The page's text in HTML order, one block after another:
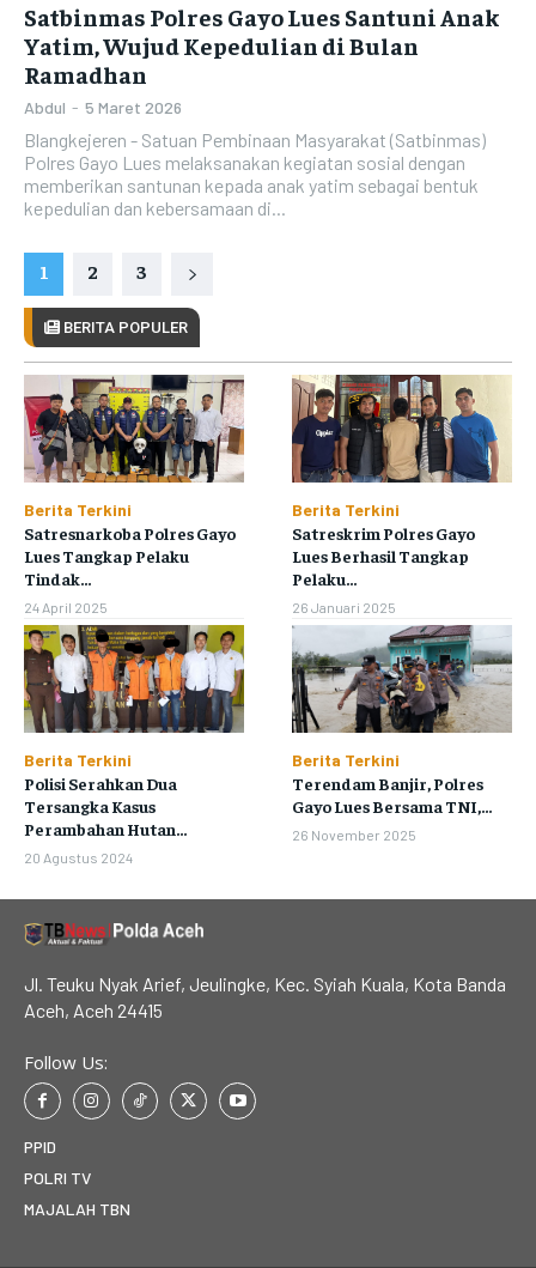
Satbinmas Polres Gayo Lues Santuni Anak
Yatim, Wujud Kepedulian di Bulan
Ramadhan
Abdul - 5 Maret 2026
Blangkejeren - Satuan Pembinaan Masyarakat (Satbinmas)
Polres Gayo Lues melaksanakan kegiatan sosial dengan
memberikan santunan kepada anak yatim sebagai bentuk
kepedulian dan kebersamaan di...
1 2 3
BERITA POPULER
Berita Terkini
Satresnarkoba Polres Gayo
Lues Tangkap Pelaku
Tindak...
24 April 2025
Berita Terkini
Satreskrim Polres Gayo
Lues Berhasil Tangkap
Pelaku...
26 Januari 2025
Berita Terkini
Polisi Serahkan Dua
Tersangka Kasus
Perambahan Hutan...
20 Agustus 2024
Berita Terkini
Terendam Banjir, Polres
Gayo Lues Bersama TNI,...
26 November 2025
Jl. Teuku Nyak Arief, Jeulingke, Kec. Syiah Kuala, Kota Banda
Aceh, Aceh 24415
Follow Us:
PPID
POLRI TV
MAJALAH TBN